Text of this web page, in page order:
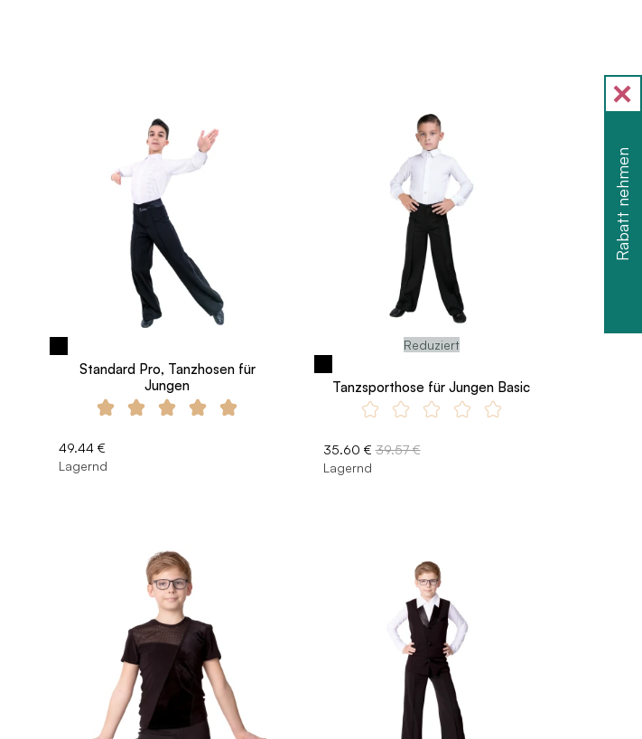
Standard Pro, Tanzhosen für
Jungen
49.44 €
Lagernd
Reduziert
Tanzsporthose für Jungen Basic
35.60 € 39.57 €
Lagernd
Rabatt nehmen